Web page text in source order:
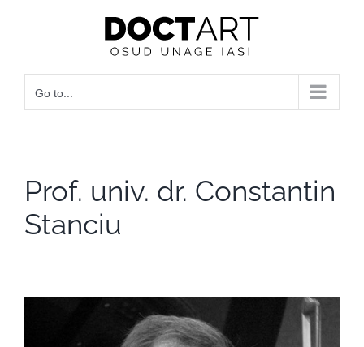
Go to...
Prof. univ. dr. Constantin
Stanciu